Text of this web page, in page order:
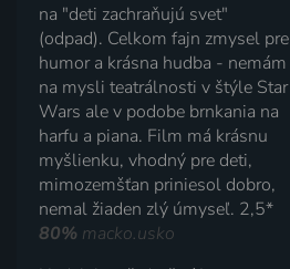
na "deti zachraňujú svet"
(odpad). Celkom fajn zmysel pre
humor a krásna hudba - nemám
na mysli teatrálnosti v štýle Star
Wars ale v podobe brnkania na
harfu a piana. Film má krásnu
myšlienku, vhodný pre deti,
mimozemšťan priniesol dobro,
nemal žiaden zlý úmyseľ. 2,5*
80% macko.usko